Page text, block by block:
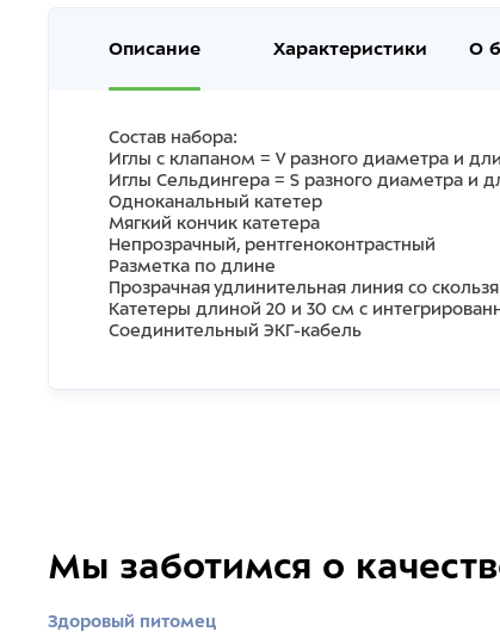
Описание Характеристики О
Состав набора:
Иглы с клапаном = V разного диаметра и
Иглы Сельдингера = S разного диаметра и
Одноканальный катетер
Мягкий кончик катетера
Непрозрачный, рентгеноконтрастный
Разметка по длине
Прозрачная удлинительная линия со
Катетеры длиной 20 и 30 см с
Соединительный ЭКГ-кабель
Мы заботимся о
Здоровый питомец